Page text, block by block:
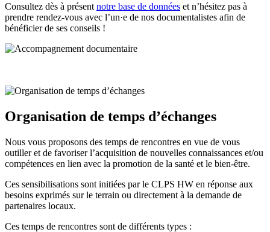
Consultez dès à présent notre base de données et n’hésitez pas à
prendre rendez-vous avec l’un·e de nos documentalistes afin de
bénéficier de ses conseils !
Organisation de temps d’échanges
Nous vous proposons des temps de rencontres en vue de vous
outiller et de favoriser l’acquisition de nouvelles connaissances et/ou
compétences en lien avec la promotion de la santé et le bien-être.
Ces sensibilisations sont initiées par le CLPS HW en réponse aux
besoins exprimés sur le terrain ou directement à la demande de
partenaires locaux.
Ces temps de rencontres sont de différents types :